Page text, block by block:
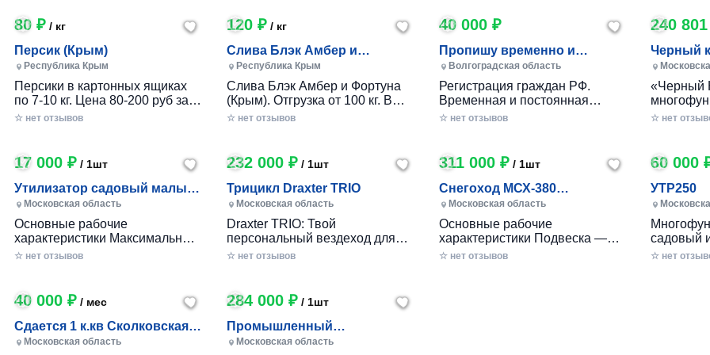
80 ₽ / кг
Персик (Крым)
Республика Крым
Персики в картонных ящиках
по 7-10 кг. Цена 80-200 руб за 1
кг в зависимости от размера и
☆ нет отзывов
120 ₽/ кг
Слива Блэк Амбер и
Фортуна (Крым)
Республика Крым
Слива Блэк Амбер и Фортуна
(Крым). Отгрузка от 100 кг. В
картонном ящике по 7-10 кг.
☆ нет отзывов
40 000 ₽
Пропишу временно и
постоянно в Волжском
Волгоградская область
Регистрация граждан РФ.
Временная и постоянная
официально через мфц.
☆ нет отзывов
240
Черный
«Черный
колесный
садами и
стильный
☆ нет
17 000 ₽ / 1шт
Утилизатор садовый малый
(УСМ)
Московская область
Основные рабочие
характеристики Максимальный
размер переработки
ножей — Сталь 65Г Габариты
Вес станка, кг — до 25 Длина
ножа, мм — 80 Размеры (дл х
шир х выс), мм. — 360х360х680
☆ нет отзывов
232 000 ₽/ 1шт
Трицикл Draxter TRIO
Московская область
Draxter TRIO: Твой
персональный вездеход для
приключений и развлечений!
развлечений? • Вездеходные
возможности: Проходимость, о
которой ты мог только мечтать!
Легко преодолевай песок,
☆ нет отзывов
311 000 ₽/ 1шт
Снегоход МСХ-380
(20л.с.-11А-РС, Вариатор,
Long (П
Московская область
Основные рабочие
характеристики Подвеска —
Катковая Максимальная
☆ нет отзывов
60 000
УТР250
садовый
☆ нет
40 000 ₽ / мес
Сдается 1 к.кв Сколковская 1
Б, МО
Московская область
284 000 ₽/ 1шт
Промышленный
измельчитель веток
Московская область